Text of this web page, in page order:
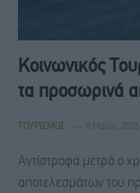
Κοινωνικός
τα προσωρινά
ΤΟΥΡΙΣΜΌΣ 8 Μαΐου, 2026
Αντίστροφα μετρά ο
αποτελεσμάτων του